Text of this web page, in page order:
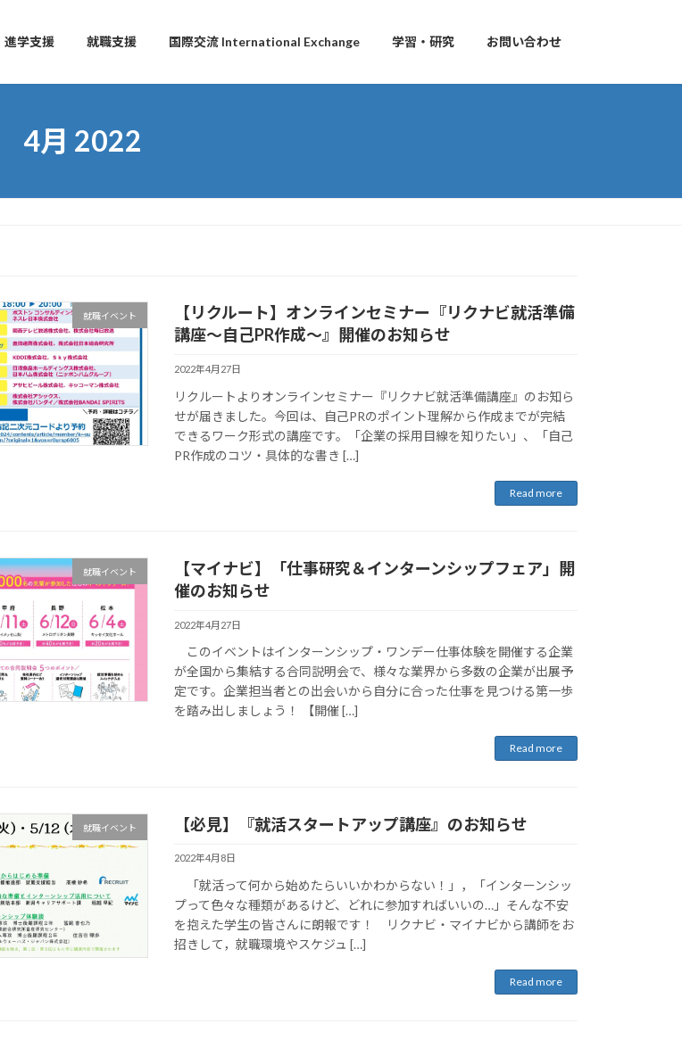
進学支援 就職支援 国際交流 International Exchange 学習・研究 お問い合わせ
4月 2022
就職イベント
【リクルート】オンラインセミナー『リクナビ就活準備
講座～自己PR作成～』開催のお知らせ
2022年4月27日
リクルートよりオンラインセミナー『リクナビ就活準備講座』のお知ら
せが届きました。今回は、自己PRのポイント理解から作成までが完結
できるワーク形式の講座です。「企業の採用目線を知りたい」、「自己
PR作成のコツ・具体的な書き […]
Read more
就職イベント
【マイナビ】「仕事研究＆インターンシップフェア」開
催のお知らせ
2022年4月27日
このイベントはインターンシップ・ワンデー仕事体験を開催する企業
が全国から集結する合同説明会で、様々な業界から多数の企業が出展予
定です。企業担当者との出会いから自分に合った仕事を見つける第一歩
を踏み出しましょう！ 【開催 […]
Read more
就職イベント 【必見】『就活スタートアップ講座』のお知らせ
2022年4月8日
「就活って何から始めたらいいかわからない！」，「インターンシッ
プって色々な種類があるけど、どれに参加すればいいの…」そんな不安
を抱えた学生の皆さんに朗報です！ リクナビ・マイナビから講師をお
招きして，就職環境やスケジュ […]
Read more